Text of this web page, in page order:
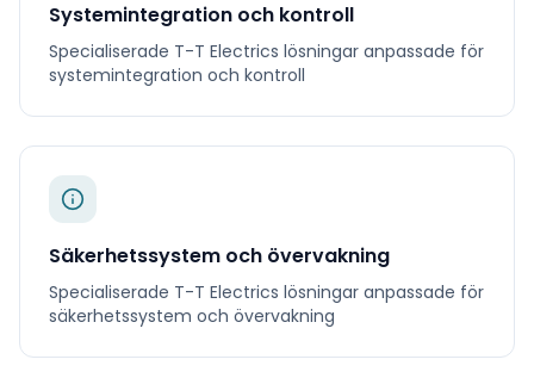
Systemintegration och kontroll
Specialiserade T-T Electrics lösningar anpassade för
systemintegration och kontroll
Säkerhetssystem och övervakning
Specialiserade T-T Electrics lösningar anpassade för
säkerhetssystem och övervakning